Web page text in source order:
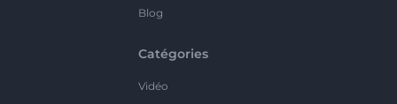
Blog
Catégories
Vidéo